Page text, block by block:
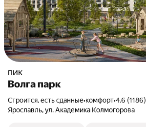
ПИК
Волга парк
Строится, есть сданные•комфорт•4.6 (1186)
Ярославль, ул. Академика Колмогорова